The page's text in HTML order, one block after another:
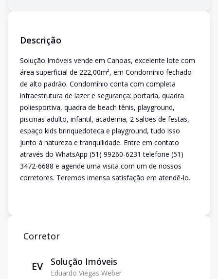
Descrição
Solução Imóveis vende em Canoas, excelente lote com
área superficial de 222,00m², em Condomínio fechado
de alto padrão. Condomínio conta com completa
infraestrutura de lazer e segurança: portaria, quadra
poliesportiva, quadra de beach tênis, playground,
piscinas adulto, infantil, academia, 2 salões de festas,
espaço kids brinquedoteca e playground, tudo isso
junto à natureza e tranquilidade. Entre em contato
através do WhatsApp (51) 99260-6231 telefone (51)
3472-6688 e agende uma visita com um de nossos
corretores. Teremos imensa satisfação em atendê-lo.
Corretor
EV Solução Imóveis
Eduardo Viegas Weber